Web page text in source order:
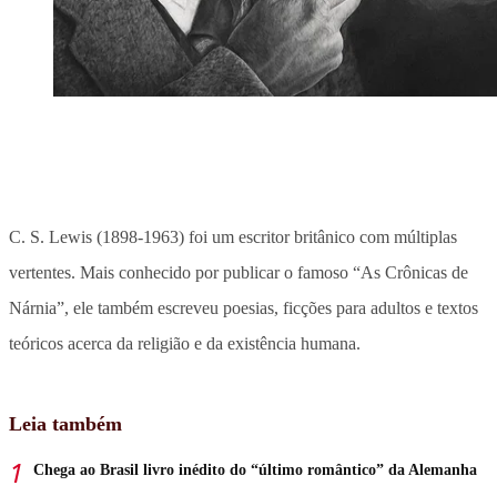
C. S. Lewis (1898-1963) foi um escritor britânico com múltiplas
vertentes. Mais conhecido por publicar o famoso “As Crônicas de
Nárnia”, ele também escreveu poesias, ficções para adultos e textos
teóricos acerca da religião e da existência humana.
Leia também
Chega ao Brasil livro inédito do “último romântico” da Alemanha